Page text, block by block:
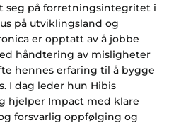
seg på forretningsintegritet i
på utviklingsland og
er opptatt av å jobbe
håndtering av misligheter
hennes erfaring til å bygge
I dag leder hun Hibis
hjelper Impact med klare
forsvarlig oppfølging og